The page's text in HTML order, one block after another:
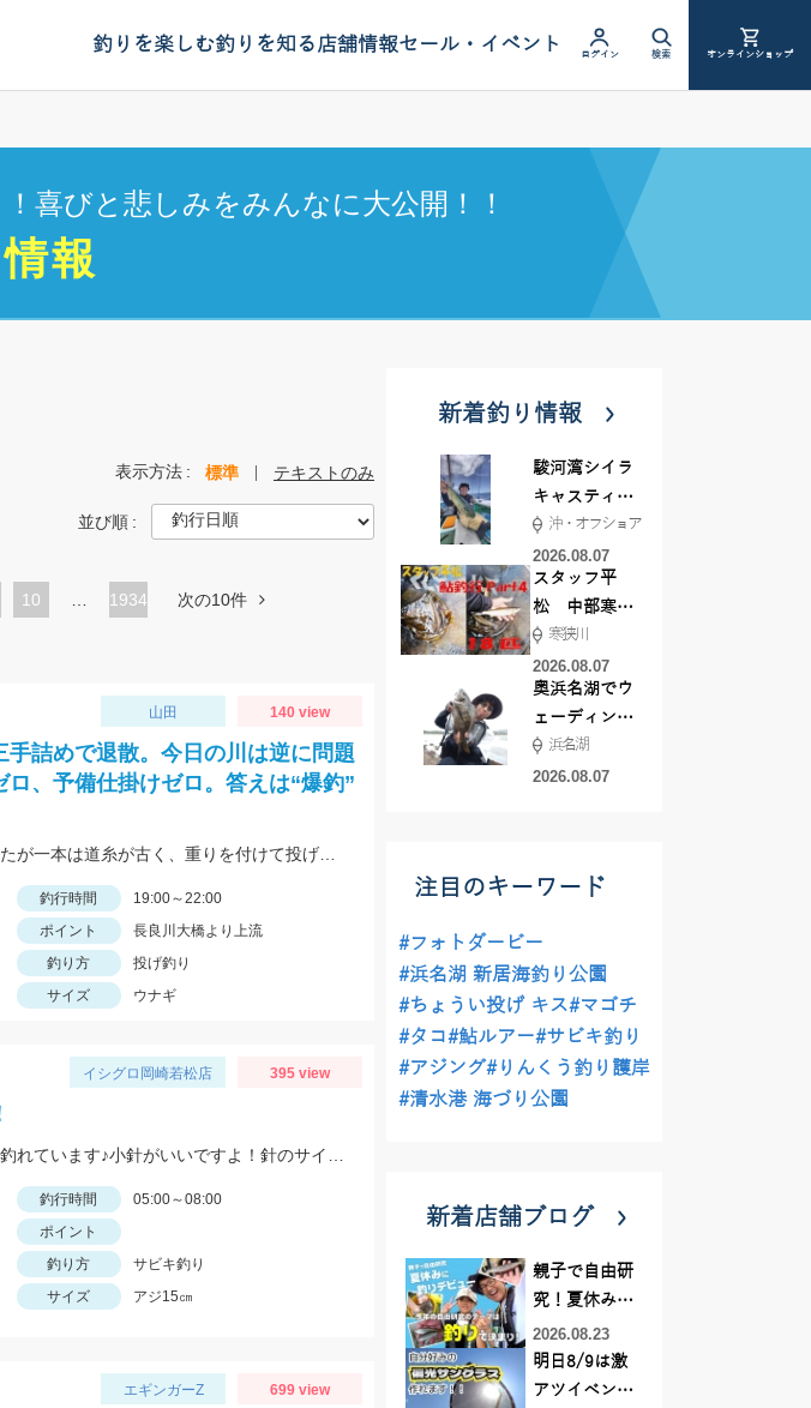
釣りを楽しむ釣りを知る店舗情報セール・イベント ログイン 検索 オンラインショップ
喜びと悲しみをみんなに大公開！！
報
表示方法 標準 テキストのみ
並び順
ペ
10 1934 次の10件
山田 140 view
詰めで退散。今日の川は逆に問題
、予備仕掛けゼロ。答えは“爆釣”
釣行時間
19:00～22:00
ポイント
長良川大橋より上流
釣り方
投げ釣り
サイズ ウナギ
イシグロ岡崎若松店 395 view
釣行時間
05:00～08:00
ポイント
釣り方
サビキ釣り
サイズ アジ15㎝
エギンガーZ 699 view
新着釣り情報
駿河湾シイラ
キャスティン
グ行ってきま
した！
沖・オフショア
2026.08.07
スタッフ平
松 中部寒狭
川アユ釣行
part3 18匹
寒狭川
2026.08.07
奥浜名湖でウ
ェーディング
前打ち！
浜名湖
2026.08.07
注目のキーワード
#フォトダービー
#浜名湖 新居海釣り公園
#ちょうい投げ キス#マゴチ
#タコ#鮎ルアー#サビキ釣り
#アジング#りんくう釣り護岸
#清水港 海づり公園
新着店舗ブログ
親子で自由研
究！夏休みに
釣りデビュー
2026.08.23
明日8/9は激
アツイベント